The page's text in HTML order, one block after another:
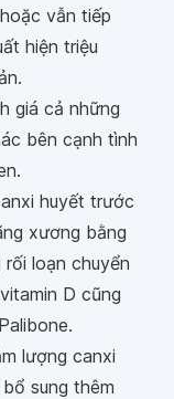
vẫn tiếp
hiện triệu
giá cả những
bên cạnh tình
huyết trước
xương bằng
loạn chuyển
D cũng
lượng canxi
sung thêm